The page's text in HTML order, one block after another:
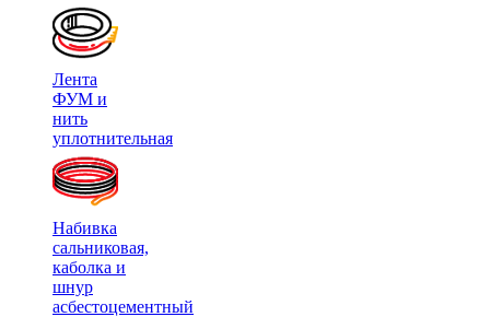
Лента
ФУМ и
нить
уплотнительная
Набивка
сальниковая,
каболка и
шнур
асбестоцементный